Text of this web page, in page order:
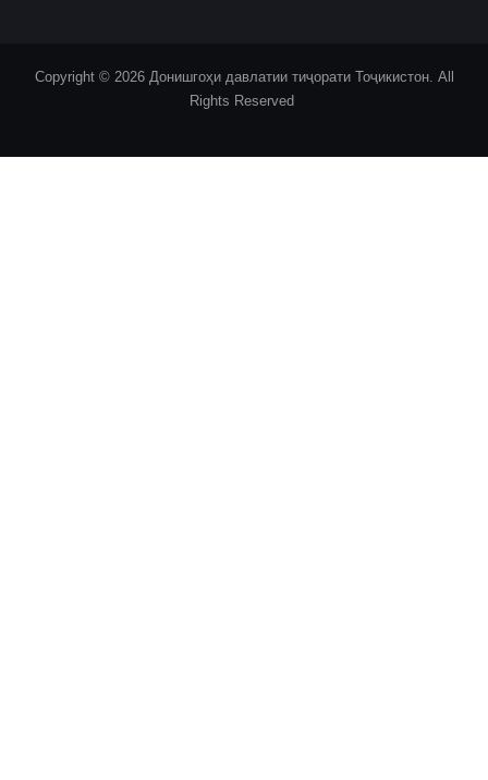
Copyright © 2026 Донишгоҳи давлатии тиҷорати Тоҷикистон. All
Rights Reserved